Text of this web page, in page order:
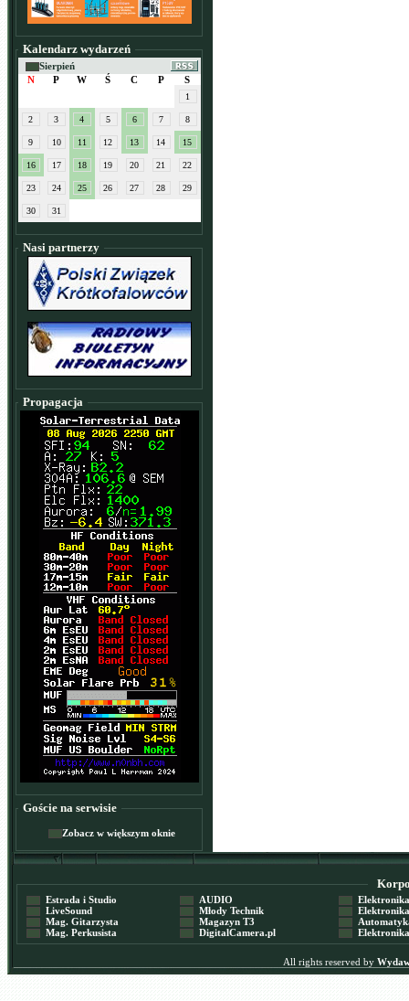
Kalendarz wydarzeń
Sierpień
N
P W Ś C P S
1
2 3 4 5 6 7 8
9 10 11 12 13 14 15
16 17 18 19 20 21 22
23 24 25 26 27 28 29
30 31
Nasi partnerzy
Propagacja
Goście na serwisie
Zobacz w większym oknie
Estrada i Studio
LiveSound
Mag. Gitarzysta
Mag. Perkusista
AUDIO
Młody Technik
Magazyn T3
DigitalCamera.pl
Elektronika
Elektronika
Automatyka
Elektronika
All rights reserved by